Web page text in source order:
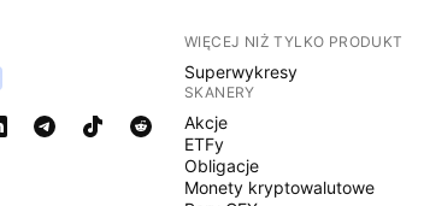
WIĘCEJ NIŻ TYLKO PRODUKT
Superwykresy
SKANERY
Akcje
ETFy
Obligacje
Monety kryptowalutowe